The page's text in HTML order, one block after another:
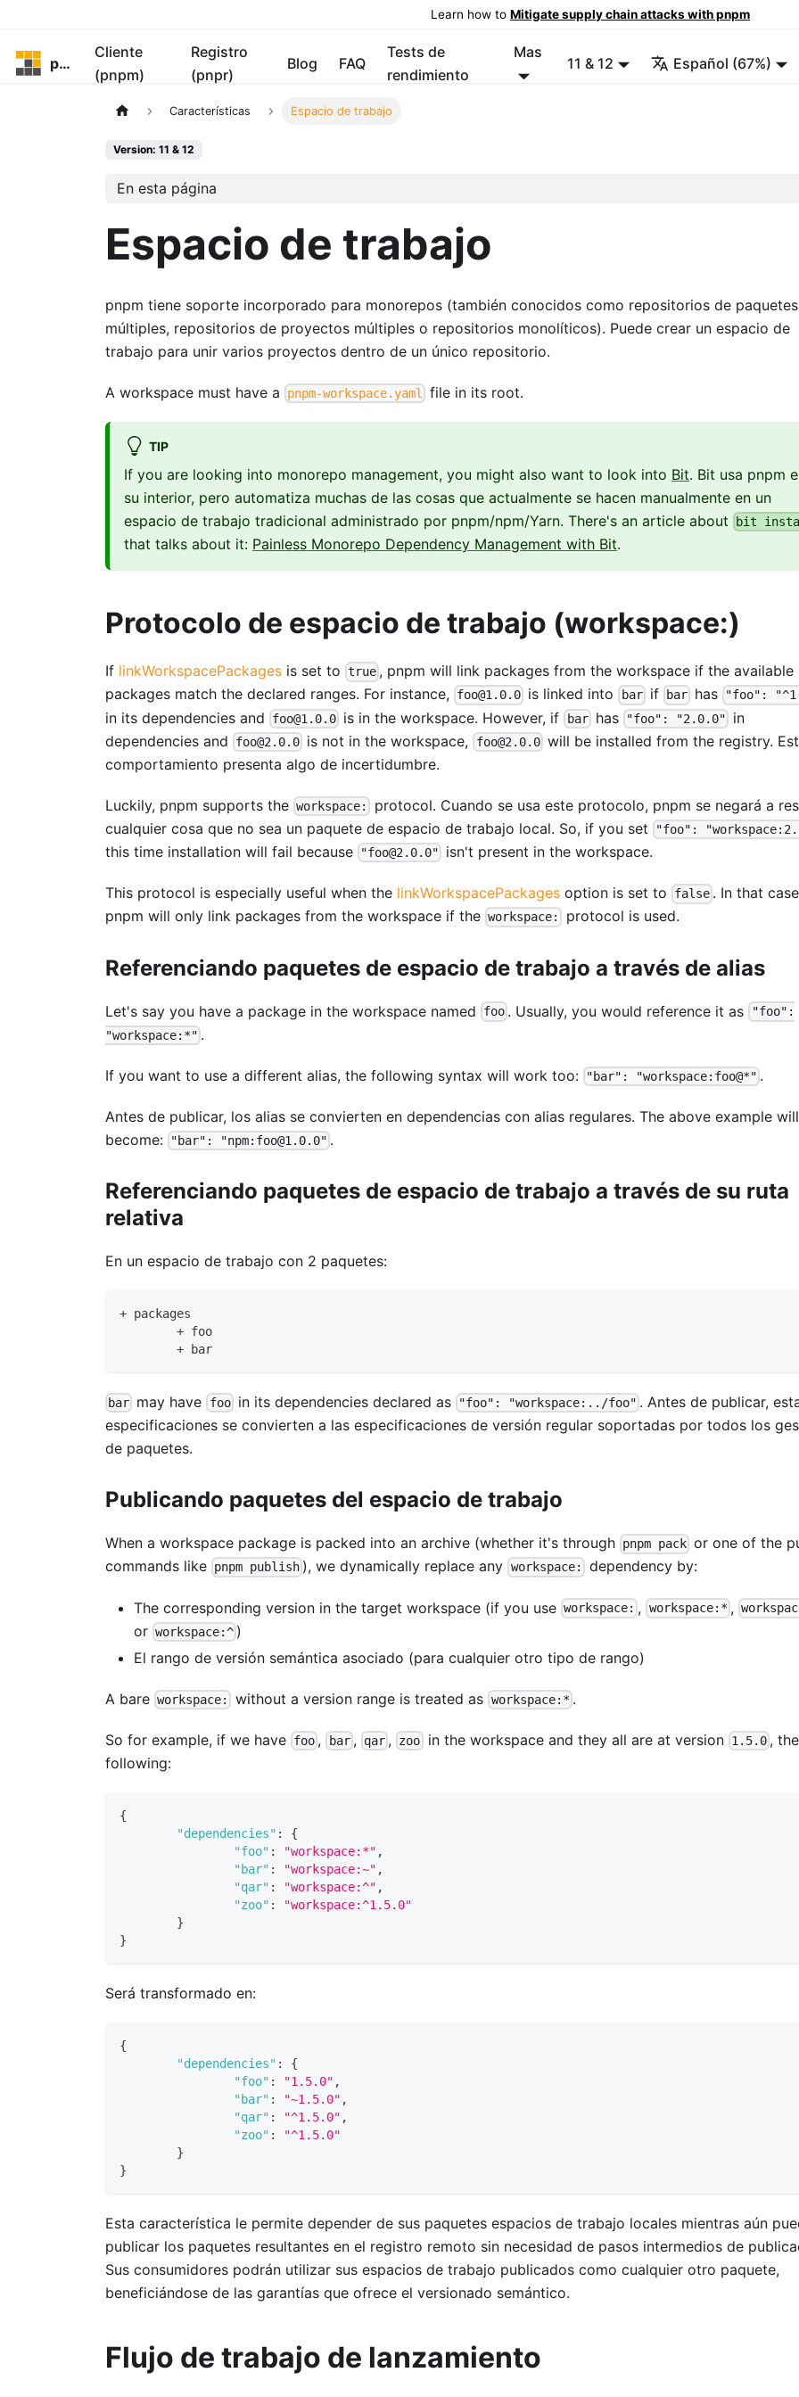
Learn how to Mitigate supply chain attacks with pnpm
pnpm
Cliente
(pnpm)
Registro
(pnpr)
Blog FAQ
Tests de
rendimiento
Mas
11 & 12 Español (67%)
Características Espacio de trabajo
Version: 11 & 12
En esta página
Espacio de trabajo
pnpm tiene soporte incorporado para monorepos (también conocidos como repositorios de paquetes
múltiples, repositorios de proyectos múltiples o repositorios monolíticos). Puede crear un espacio de
trabajo para unir varios proyectos dentro de un único repositorio.
A workspace must have a pnpm-workspace.yaml file in its root.
TIP
If you are looking into monorepo management, you might also want to look into Bit. Bit usa pnpm
su interior, pero automatiza muchas de las cosas que actualmente se hacen manualmente en un
espacio de trabajo tradicional administrado por pnpm/npm/Yarn. There's an article about
bit
that talks about it: Painless Monorepo Dependency Management with Bit.
Protocolo de espacio de trabajo (workspace:)
If linkWorkspacePackages is set to true , pnpm will link packages from the workspace if the available
packages match the declared ranges. For instance,
foo@1.0.0 is linked into barif bar has "foo":
in its dependencies and foo@1.0.0 is in the workspace. However, if barhas "foo": "2.0.0"
in
dependencies and
foo@2.0.0 is not in the workspace, foo@2.0.0will be installed from the registry.
comportamiento presenta algo de incertidumbre.
Luckily, pnpm supports the workspace:
protocol. Cuando se usa este protocolo, pnpm se negará a
cualquier cosa que no sea un paquete de espacio de trabajo local. So, if you set
"foo":
this time installation will fail because
"foo@2.0.0" isn't present in the workspace.
This protocol is especially useful when the linkWorkspacePackages option is set to false . In that
pnpm will only link packages from the workspace if the workspace: protocol is used.
Referenciando paquetes de espacio de trabajo a través de alias
Let's say you have a package in the workspace named foo . Usually, you would reference it as
"foo":
"workspace:*" .
If you want to use a different alias, the following syntax will work too: "bar": "workspace:foo@*" .
Antes de publicar, los alias se convierten en dependencias con alias regulares. The above example will
become:
"bar": "npm:foo@1.0.0" .
Referenciando paquetes de espacio de trabajo a través de su ruta
relativa
En un espacio de trabajo con 2 paquetes:
+ packages
	+ foo
	+ bar
bar may have fooin its dependencies declared as "foo": "workspace:../foo" . Antes de publicar,
especificaciones se convierten a las especificaciones de versión regular soportadas por todos los
de paquetes.
Publicando paquetes del espacio de trabajo
When a workspace package is packed into an archive (whether it's through pnpm pack or one of the
commands like pnpm publish ), we dynamically replace any workspace: dependency by:
The corresponding version in the target workspace (if you use workspace: , workspace:* ,
or workspace:^ )
El rango de versión semántica asociado (para cualquier otro tipo de rango)
A bare workspace: without a version range is treated as workspace:* .
So for example, if we have foo , bar, qar , zoo in the workspace and they all are at version 1.5.0, the
following:
{
"dependencies" :
{
"foo" : "workspace:*" ,
"bar" : "workspace:~" ,
"qar" : "workspace:^" ,
"zoo" :
"workspace:^1.5.0"
}
}
Será transformado en:
{
"dependencies" :
{
"foo" : "1.5.0" ,
"bar" : "~1.5.0" ,
"qar" : "^1.5.0" ,
"zoo" :
"^1.5.0"
}
}
Esta característica le permite depender de sus paquetes espacios de trabajo locales mientras aún
publicar los paquetes resultantes en el registro remoto sin necesidad de pasos intermedios de
Sus consumidores podrán utilizar sus espacios de trabajo publicados como cualquier otro paquete,
beneficiándose de las garantías que ofrece el versionado semántico.
Flujo de trabajo de lanzamiento